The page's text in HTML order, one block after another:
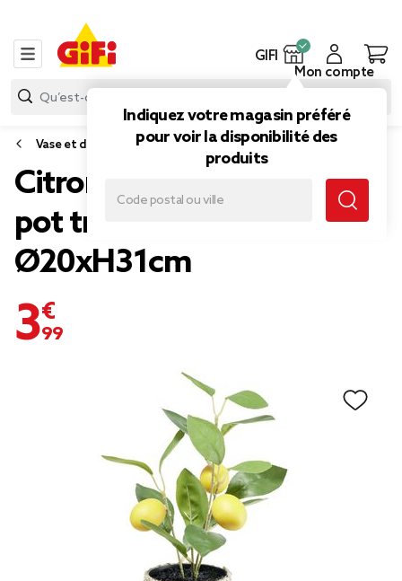
GIFI
Indiquez votre magasin préféré
pour voir la disponibilité des
produits
Mon compte
Vase et déco florale
Citronnier artificiel dans
pot tressé beige
Ø20xH31cm
3,99 €